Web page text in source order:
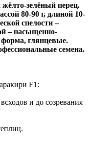
зелёный перец.
80-90 г, длиной 10-
спелости –
– насыщенно-
глянцевые.
семена.
F1:
и до созревания